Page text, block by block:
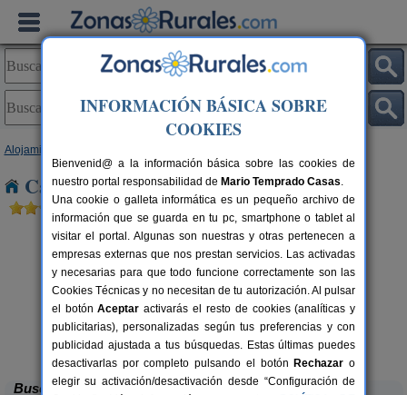
Alojamientos
Casas Rurales cerca de Massamagrell
4 pers.
desde40 €
Cabaña del Lago
Anna (Valencia)
Buscar
INFORMACIÓN BÁSICA SOBRE
COOKIES
Bienvenid@ a la información básica sobre las cookies de
nuestro portal responsabilidad de Mario Temprado Casas.
Una cookie o galleta informática es un pequeño archivo de
información que se guarda en tu pc, smartphone o tablet al
visitar el portal. Algunas son nuestras y otras pertenecen a
empresas externas que nos prestan servicios. Las activadas
y necesarias para que todo funcione correctamente son las
Cookies Técnicas y no necesitan de tu autorización. Al pulsar
el botónAceptar activarás el resto de cookies (analíticas y
publicitarias), personalizadas según tus preferencias y con
publicidad ajustada a tus búsquedas. Estas últimas puedes
desactivarlas por completo pulsando el botón Rechazar o
elegir su activación/desactivación desde “Configuración de